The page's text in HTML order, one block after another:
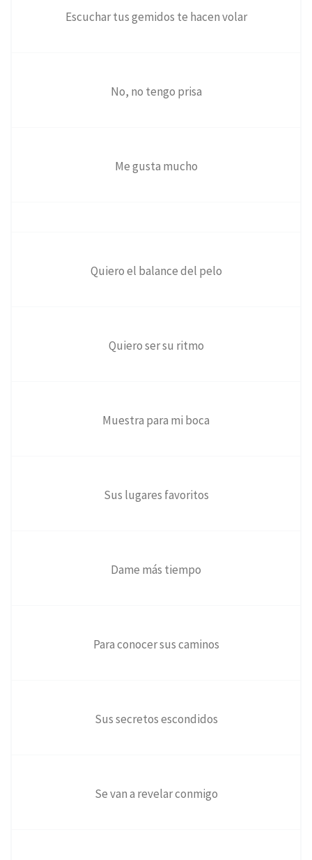
Escuchar tus gemidos te hacen volar
No, no tengo prisa
Me gusta mucho
Quiero el balance del pelo
Quiero ser su ritmo
Muestra para mi boca
Sus lugares favoritos
Dame más tiempo
Para conocer sus caminos
Sus secretos escondidos
Se van a revelar conmigo